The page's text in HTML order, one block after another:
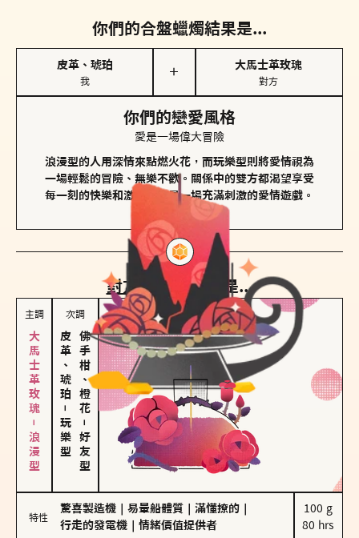
你們的合盤蠟燭結果是...
皮革、琥珀
我
＋
大馬士革玫瑰
對方
你們的戀愛風格
愛是一場偉大冒險
浪漫型的人用深情來點燃火花，而玩樂型則將愛情視為
一場輕鬆的冒險、無樂不歡。關係中的雙方都渴望享受
每一刻的快樂和激動，像是一場充滿刺激的愛情遊戲。
對方的主調蠟燭是...
主調
大馬士革玫瑰－浪漫型
次調
皮革、琥珀
－
玩樂型
佛手柑、橙花
－
好友型
特性
驚喜製造機 易暈船體質 滿懂撩的
行走的發電機
情緒價值提供者
100 g
80 hrs